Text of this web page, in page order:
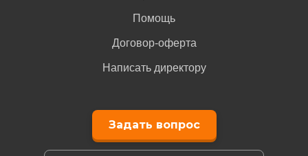
Помощь
Договор-оферта
Написать директору
Задать вопрос